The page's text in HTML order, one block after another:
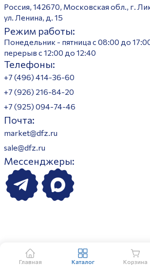
Россия, 142670, Московская обл., г.
ул. Ленина, д. 15
Режим работы:
Понедельник - пятница с 08:00 до
перерыв с 12:00 до 12:40
Телефоны:
+7 (496) 414-36-60
+7 (926) 216-84-20
+7 (925) 094-74-46
Почта:
market@dfz.ru
sale@dfz.ru
Мессенджеры:
Главная Каталог Корзина